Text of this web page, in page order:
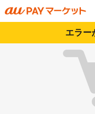
エラー